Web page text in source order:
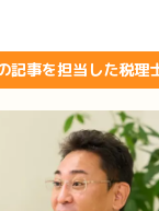
記事を担当した税理